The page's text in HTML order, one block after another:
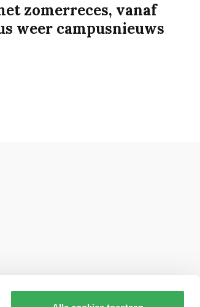
zomerreces, vanaf
weer campusnieuws